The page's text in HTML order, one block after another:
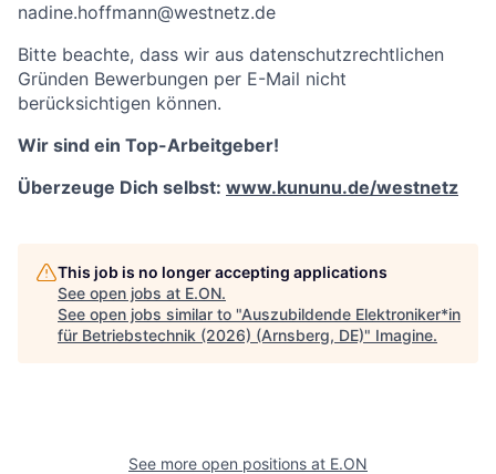
nadine.hoffmann@westnetz.de
Bitte beachte, dass wir aus datenschutzrechtlichen
Gründen Bewerbungen per E-Mail nicht
berücksichtigen können.
Wir sind ein Top-Arbeitgeber!
Überzeuge Dich selbst: www.kununu.de/westnetz
This job is no longer accepting applications
See open jobs at E.ON.
See open jobs similar to "Auszubildende Elektroniker*in
für Betriebstechnik (2026) (Arnsberg, DE)" Imagine.
See more open positions at E.ON